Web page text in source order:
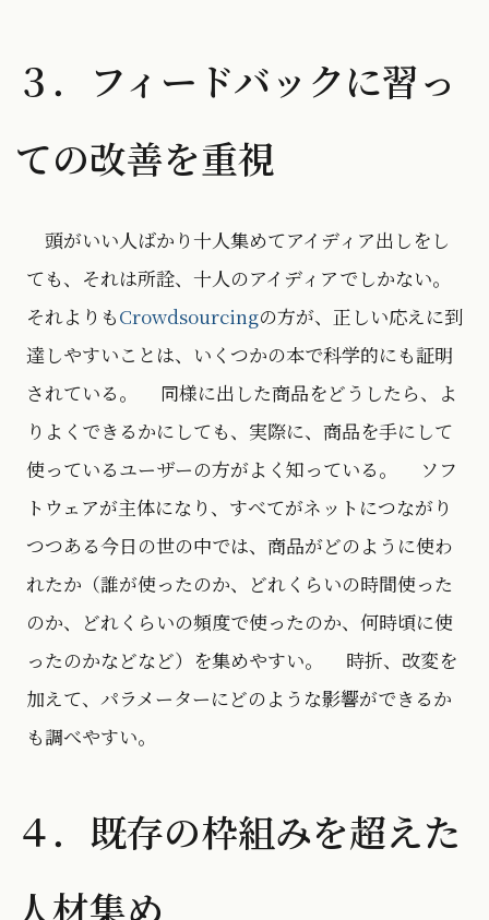
３．フィードバックに習っ
ての改善を重視
頭がいい人ばかり十人集めてアイディア出しをし
ても、それは所詮、十人のアイディアでしかない。
それよりもCrowdsourcingの方が、正しい応えに到
達しやすいことは、いくつかの本で科学的にも証明
されている。 同様に出した商品をどうしたら、よ
りよくできるかにしても、実際に、商品を手にして
使っているユーザーの方がよく知っている。 ソフ
トウェアが主体になり、すべてがネットにつながり
つつある今日の世の中では、商品がどのように使わ
れたか（誰が使ったのか、どれくらいの時間使った
のか、どれくらいの頻度で使ったのか、何時頃に使
ったのかなどなど）を集めやすい。 時折、改変を
加えて、パラメーターにどのような影響ができるか
も調べやすい。
４．既存の枠組みを超えた
人材集め